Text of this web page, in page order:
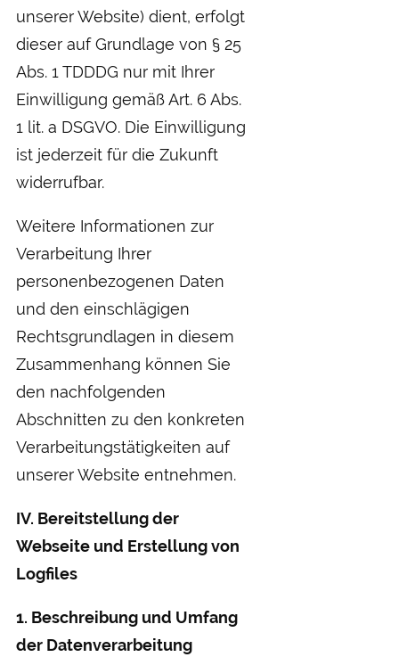
unserer Website) dient, erfolgt
dieser auf Grundlage von § 25
Abs. 1 TDDDG nur mit Ihrer
Einwilligung gemäß Art. 6 Abs.
1 lit. a DSGVO. Die Einwilligung
ist jederzeit für die Zukunft
widerrufbar.
Weitere Informationen zur
Verarbeitung Ihrer
personenbezogenen Daten
und den einschlägigen
Rechtsgrundlagen in diesem
Zusammenhang können Sie
den nachfolgenden
Abschnitten zu den konkreten
Verarbeitungstätigkeiten auf
unserer Website entnehmen.
IV. Bereitstellung der
Webseite und Erstellung von
Logfiles
1. Beschreibung und Umfang
der Datenverarbeitung